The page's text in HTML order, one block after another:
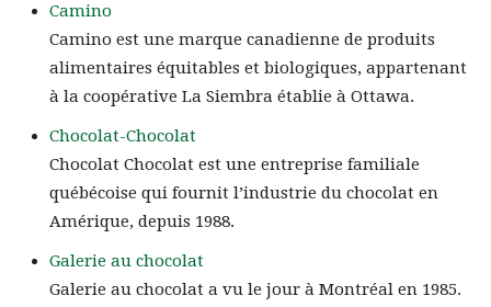
Camino
Camino est une marque canadienne de produits
alimentaires équitables et biologiques, appartenant
à la coopérative La Siembra établie à Ottawa.
Chocolat-Chocolat
Chocolat Chocolat est une entreprise familiale
québécoise qui fournit l’industrie du chocolat en
Amérique, depuis 1988.
Galerie au chocolat
Galerie au chocolat a vu le jour à Montréal en 1985.